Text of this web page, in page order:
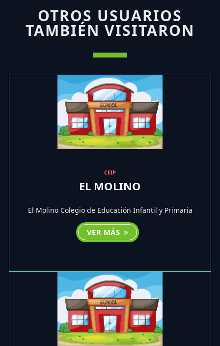
OTROS USUARIOS
TAMBIÉN VISITARON
CEIP
EL MOLINO
El Molino Colegio de Educación Infantil y Primaria
VER MÁS